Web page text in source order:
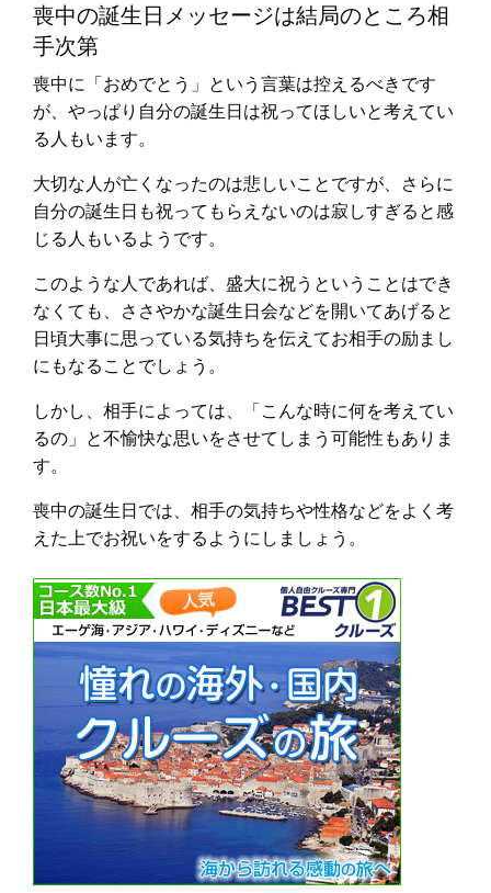
喪中の誕生日メッセージは結局のところ相
手次第
喪中に「おめでとう」という言葉は控えるべきです
が、やっぱり自分の誕生日は祝ってほしいと考えてい
る人もいます。
大切な人が亡くなったのは悲しいことですが、さらに
自分の誕生日も祝ってもらえないのは寂しすぎると感
じる人もいるようです。
このような人であれば、盛大に祝うということはでき
なくても、ささやかな誕生日会などを開いてあげると
日頃大事に思っている気持ちを伝えてお相手の励まし
にもなることでしょう。
しかし、相手によっては、「こんな時に何を考えてい
るの」と不愉快な思いをさせてしまう可能性もありま
す。
喪中の誕生日では、相手の気持ちや性格などをよく考
えた上でお祝いをするようにしましょう。